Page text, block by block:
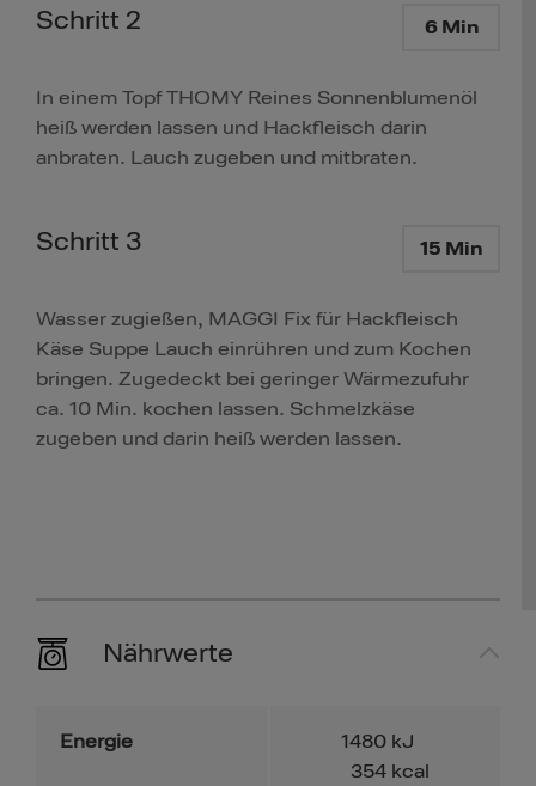
Schritt 2 6 Min
In einem Topf THOMY Reines Sonnenblumenöl
heiß werden lassen und Hackfleisch darin
anbraten. Lauch zugeben und mitbraten.
Schritt 3 15 Min
Wasser zugießen, MAGGI Fix für Hackfleisch
Käse Suppe Lauch einrühren und zum Kochen
bringen. Zugedeckt bei geringer Wärmezufuhr
ca. 10 Min. kochen lassen. Schmelzkäse
zugeben und darin heiß werden lassen.
Nährwerte
Energie 1480 kJ
354 kcal